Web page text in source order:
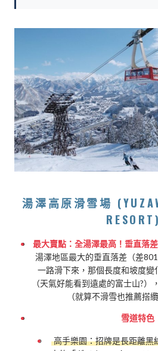
湯澤高原滑雪場
RESORT)
最大賣點：全湯澤最高！垂直落
湯澤地區最大的垂直落差（差
一路滑下來，那個長度和坡度變
（天氣好能看到遠處的富士山?
（就算不滑雪也推薦搭
雪道特色
高手樂園：招牌是長距離黑